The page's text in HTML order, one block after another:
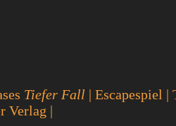
Tiefer Fall | Escapespiel |
Verlag |